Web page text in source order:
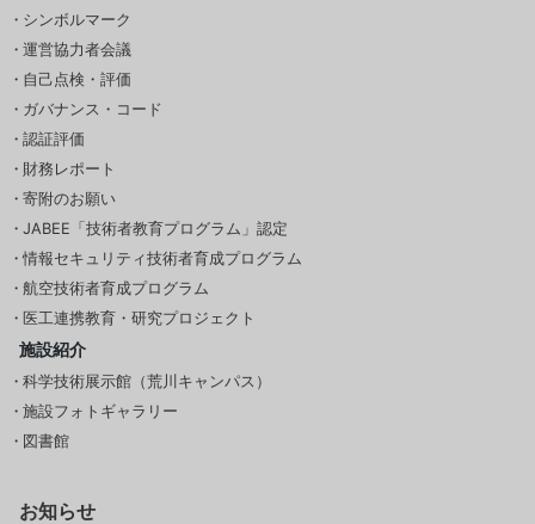
シンボルマーク
運営協力者会議
自己点検・評価
ガバナンス・コード
認証評価
財務レポート
寄附のお願い
JABEE「技術者教育プログラム」認定
情報セキュリティ技術者育成プログラム
航空技術者育成プログラム
医工連携教育・研究プロジェクト
施設紹介
科学技術展示館（荒川キャンパス）
施設フォトギャラリー
図書館
お知らせ